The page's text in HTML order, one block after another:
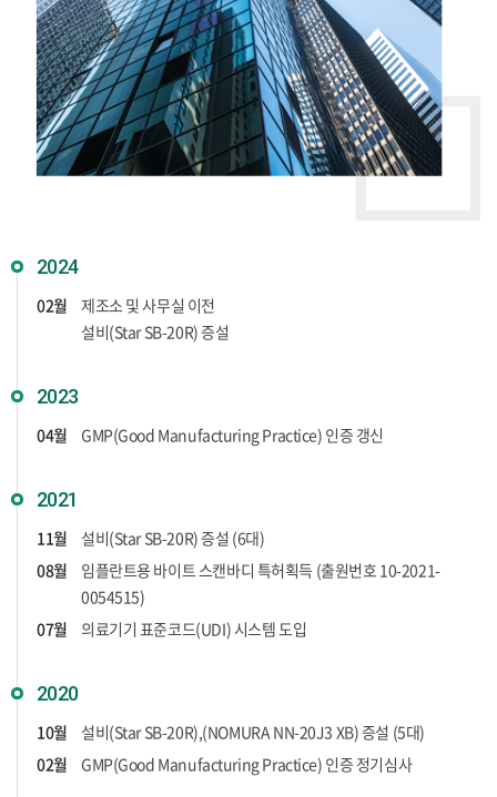
2024
02월
제조소 및 사무실 이전
설비(Star SB-20R) 증설
2023
04월 GMP(Good Manufacturing Practice) 인증 갱신
2021
11월
설비(Star SB-20R) 증설 (6대)
08월
임플란트용 바이트 스캔바디 특허획득 (출원번호 10-2021-
0054515)
07월
의료기기 표준코드(UDI) 시스템 도입
2020
10월
설비(Star SB-20R),(NOMURA NN-20J3 XB) 증설 (5대)
02월
GMP(Good Manufacturing Practice) 인증 정기심사